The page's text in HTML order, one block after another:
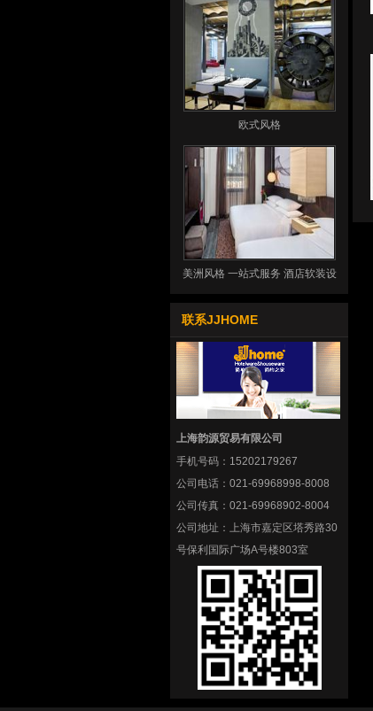
欧式风格
美洲风格 一站式服务 酒店软装设
联系JJHOME
上海韵源贸易有限公司
手机号码： 15202179267
公司电话： 021-69968998-8008
公司传真： 021-69968902-8004
公司地址： 上海市嘉定区塔秀路30
号保利国际广场A号楼803室